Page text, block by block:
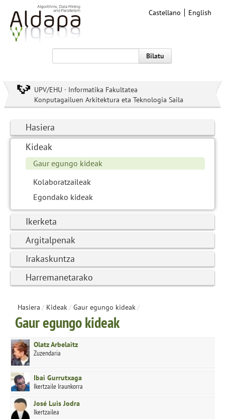
Castellano English
Bilatu
UPV/EHU · Informatika Fakultatea
Konputagailuen Arkitektura eta Teknologia Saila
Hasiera
Kideak
Gaur egungo kideak
Kolaboratzaileak
Egondako kideak
Ikerketa
Argitalpenak
Irakaskuntza
Harremanetarako
Hasiera / Kideak/ Gaur egungo kideak/
Gaur egungo kideak
Olatz Arbelaitz
Zuzendaria
Ibai Gurrutxaga
Ikertzaile Iraunkorra
José Luis Jodra
Ikertzailea